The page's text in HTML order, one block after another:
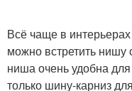
Всё чаще в
можно встретить нишу
ниша очень удобна
только шину-карниз